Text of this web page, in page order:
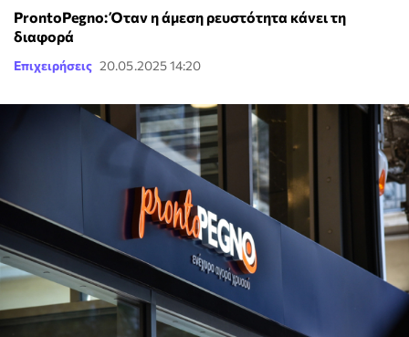
ProntoPegno: Όταν η άμεση ρευστότητα κάνει τη
διαφορά
Επιχειρήσεις 20.05.2025 14:20